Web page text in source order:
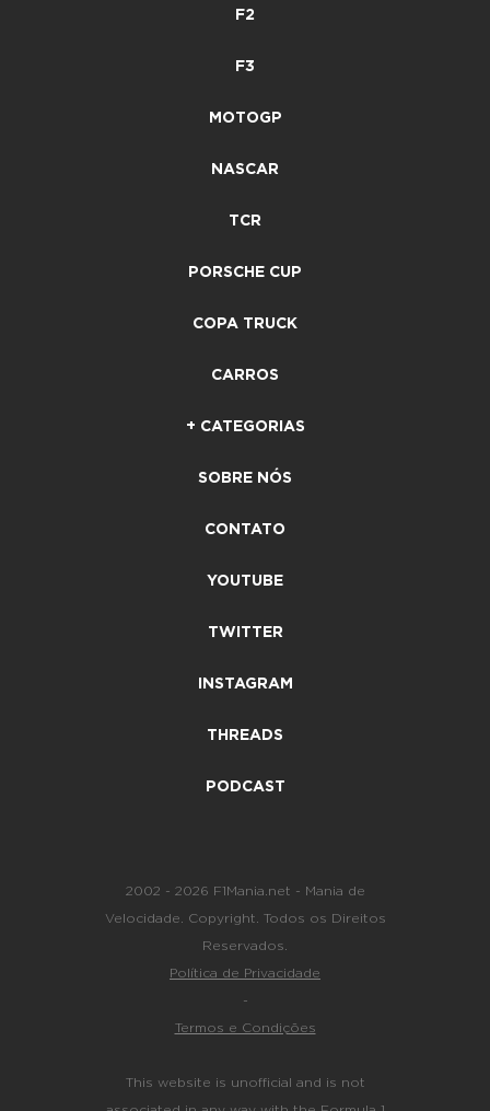
F2
F3
MOTOGP
NASCAR
TCR
PORSCHE CUP
COPA TRUCK
CARROS
+ CATEGORIAS
SOBRE NÓS
CONTATO
YOUTUBE
TWITTER
INSTAGRAM
THREADS
PODCAST
2002 - 2026 F1Mania.net - Mania de
Velocidade. Copyright. Todos os Direitos
Reservados.
Política de Privacidade
-
Termos e Condições
This website is unofficial and is not